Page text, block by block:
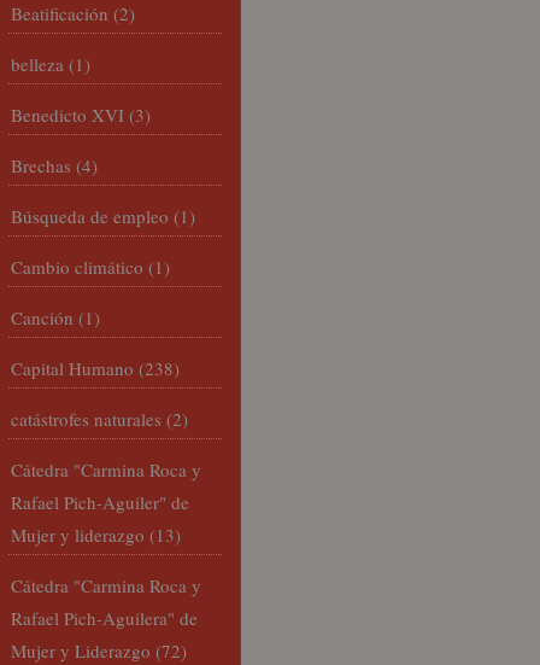
Beatificación (2)
belleza (1)
Benedicto XVI (3)
Brechas (4)
Búsqueda de empleo (1)
Cambio climático (1)
Canción (1)
Capital Humano (238)
catástrofes naturales (2)
Cátedra "Carmina Roca y
Rafael Pich-Aguiler" de
Mujer y liderazgo (13)
Cátedra "Carmina Roca y
Rafael Pich-Aguilera" de
Mujer y Liderazgo (72)